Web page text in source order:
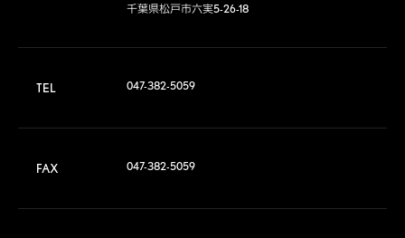
千葉県松戸市六実5-26-18
TEL 047-382-5059
FAX 047-382-5059